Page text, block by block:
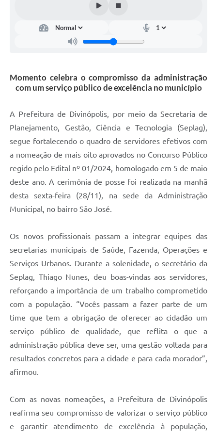
Momento celebra o compromisso da administração
com um serviço público de excelência no município
A Prefeitura de Divinópolis, por meio da Secretaria de
Planejamento, Gestão, Ciência e Tecnologia (Seplag),
segue fortalecendo o quadro de servidores efetivos com
a nomeação de mais oito aprovados no Concurso Público
regido pelo Edital nº 01/2024, homologado em 5 de maio
deste ano. A cerimônia de posse foi realizada na manhã
desta sexta-feira (28/11), na sede da Administração
Municipal, no bairro São José.
Os novos profissionais passam a integrar equipes das
secretarias municipais de Saúde, Fazenda, Operações e
Serviços Urbanos. Durante a solenidade, o secretário da
Seplag, Thiago Nunes, deu boas-vindas aos servidores,
reforçando a importância de um trabalho comprometido
com a população. “Vocês passam a fazer parte de um
time que tem a obrigação de oferecer ao cidadão um
serviço público de qualidade, que reflita o que a
administração pública deve ser, uma gestão voltada para
resultados concretos para a cidade e para cada morador”,
afirmou.
Com as novas nomeações, a Prefeitura de Divinópolis
reafirma seu compromisso de valorizar o serviço público
e garantir atendimento de excelência à população,